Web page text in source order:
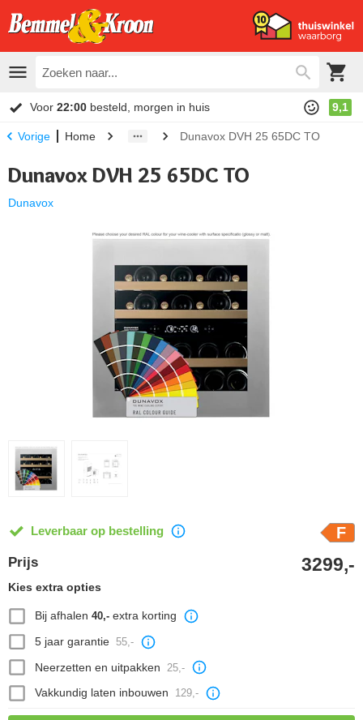
Voor 22:00 besteld, morgen in huis 9,1
Vorige Home Dunavox DVH 25 65DC TO
Dunavox DVH 25 65DC TO
Dunavox
Leverbaar op bestelling F
Prijs 3299,-
Kies extra opties
Bij afhalen 40,-extra korting
5 jaar garantie 55,-
Neerzetten en uitpakken 25,-
Vakkundig laten inbouwen 129,-